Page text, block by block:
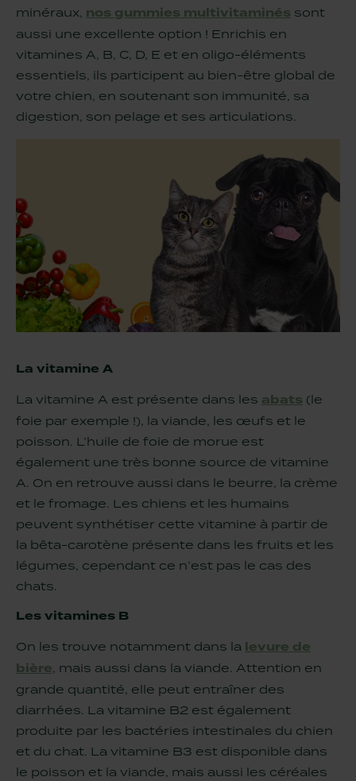
minéraux, nos gummies multivitaminés sont
aussi une excellente option ! Enrichis en
vitamines A, B, C, D, E et en oligo-éléments
essentiels, ils participent au bien-être global de
votre chien, en soutenant son immunité, sa
digestion, son pelage et ses articulations.
La vitamine A
La vitamine A est présente dans les abats (le
foie par exemple !), la viande, les œufs et le
poisson. L’huile de foie de morue est
également une très bonne source de vitamine
A. On en retrouve aussi dans le beurre, la crème
et le fromage. Les chiens et les humains
peuvent synthétiser cette vitamine à partir de
la bêta-carotène présente dans les fruits et les
légumes, cependant ce n’est pas le cas des
chats.
Les vitamines B
On les trouve notamment dans la levure de
bière , mais aussi dans la viande. Attention en
grande quantité, elle peut entraîner des
diarrhées. La vitamine B2 est également
produite par les bactéries intestinales du chien
et du chat. La vitamine B3 est disponible dans
le poisson et la viande, mais aussi les céréales